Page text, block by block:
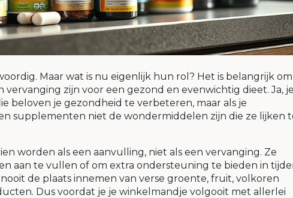
Maar wat is nu eigenlijk hun rol? Het is belangrijk om
zijn voor een gezond en evenwichtig dieet. Ja, je
beloven je gezondheid te verbeteren, maar als je
supplementen niet de wondermiddelen zijn die ze lijken
worden als een aanvulling, niet als een vervanging. Ze
aan te vullen of om extra ondersteuning te bieden in
de plaats innemen van verse groente, fruit, volkoren
Dus voordat je je winkelmandje volgooit met allerlei